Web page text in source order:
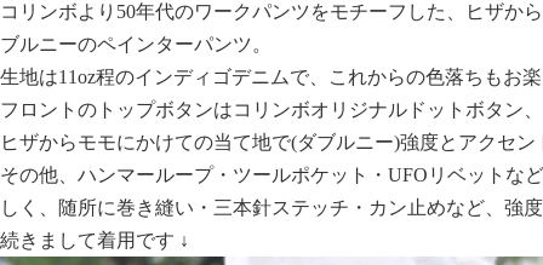
コリンボより50年代のワークパンツをモチーフした、ヒザか
ブルニーのペインターパンツ。
生地は11oz程のインディゴデニムで、これからの色落ちもお
フロントのトップボタンはコリンボオリジナルドットボタン
ヒザからモモにかけての当て地で(ダブルニー)強度とアクセ
その他、ハンマーループ・ツールポケット・UFOリベットな
しく、随所に巻き縫い・三本針ステッチ・カン止めなど、強
続きまして着用です ↓